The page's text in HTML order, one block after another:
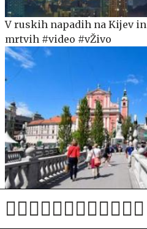
V ruskih napadih na Kijev
mrtvih #video #vŽivo
Z ograje Tromostovja